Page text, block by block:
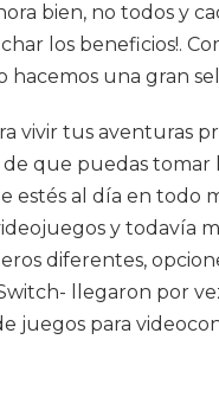
bien, no todos y
los beneficios!.
una gran
vivir tus aventuras
que puedas
al día en todo
y todavía
diferentes,
llegaron por
juegos para